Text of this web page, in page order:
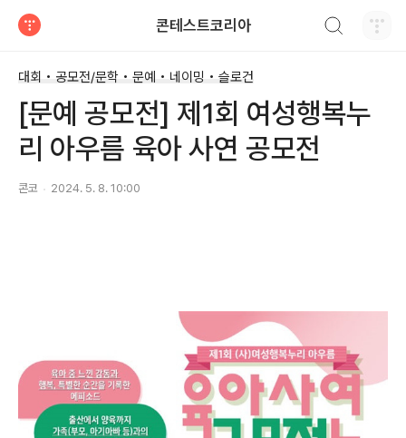
콘테스트코리아
대회 • 공모전/문학 • 문예 • 네이밍 • 슬로건
[문예 공모전] 제1회 여성행복누
리 아우름 육아 사연 공모전
콘코 2024. 5. 8. 10:00